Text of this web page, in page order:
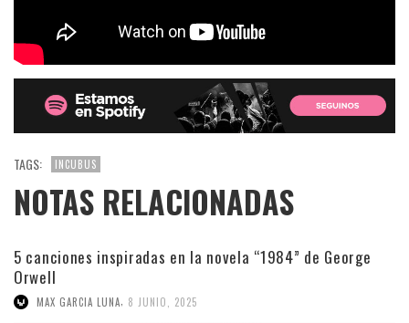
TAGS: INCUBUS
NOTAS RELACIONADAS
5 canciones inspiradas en la novela “1984” de George
Orwell
MAX GARCIA LUNA, 8 JUNIO, 2025